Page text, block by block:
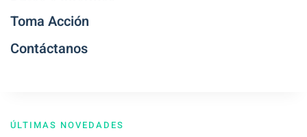
Toma Acción
Contáctanos
ÚLTIMAS NOVEDADES